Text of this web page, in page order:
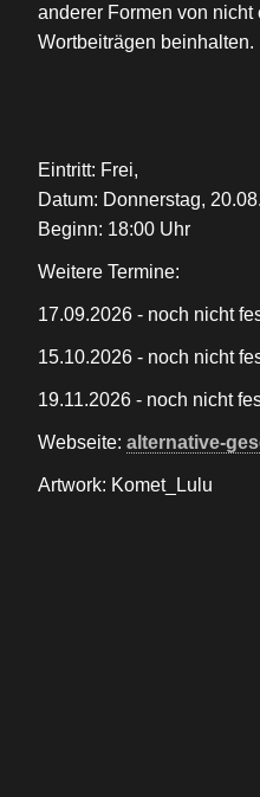
anderer Formen von nicht
Wortbeiträgen beinhalten.
Eintritt: Frei,
Datum: Donnerstag,
Beginn: 18:00 Uhr
Weitere Termine:
17.09.2026 - noch nicht
15.10.2026 - noch nicht
19.11.2026 - noch nicht
Webseite: alternative-
Artwork: Komet_Lulu